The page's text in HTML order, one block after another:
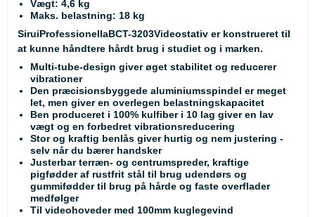
Vægt: 4,6 kg
Maks. belastning: 18 kg
SiruiProfessionellaBCT-3203Videostativ er konstrueret til
at kunne håndtere hårdt brug i studiet og i marken.
Multi-tube-design giver øget stabilitet og reducerer
vibrationer
Den præcisionsbyggede aluminiumsspindel er meget
let, men giver en overlegen belastningskapacitet
Ben produceret i 100% kulfiber i 10 lag giver en lav
vægt og en forbedret vibrationsreducering
Stor og kraftig benlås giver hurtig og nem justering -
selv når du bærer handsker
Justerbar terræn- og centrumspreder, kraftige
pigfødder af rustfrit stål til brug udendørs og
gummifødder til brug på hårde og faste overflader
medfølger
Til videohoveder med 100mm kuglegevind